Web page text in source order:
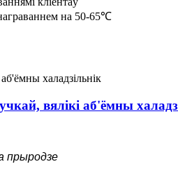
на 50-65℃
вялікі аб'ёмны
прыродзе